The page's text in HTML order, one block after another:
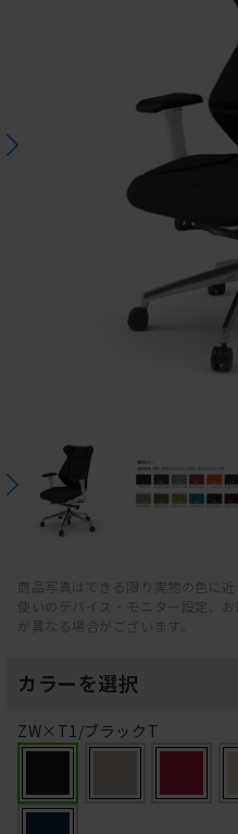
商品写真はできる限り実物の色に
使いのデバイス・モニター設定、
が異なる場合がございます。
カラーを選択
ZW×T1/ブラックT